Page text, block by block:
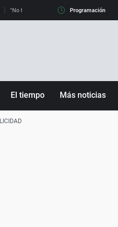
"No hay mafias, que no nos engañen":
Programación
El tiempo Más noticias